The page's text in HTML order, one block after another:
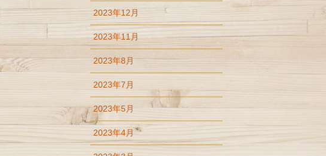
2023年12月
2023年11月
2023年8月
2023年7月
2023年5月
2023年4月